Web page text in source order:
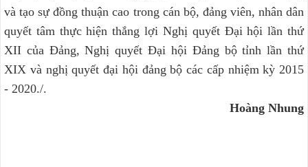
và tạo sự đồng thuận cao trong cán bộ, đảng viên, nhân dân
quyết tâm thực hiện thắng lợi Nghị quyết Đại hội lần thứ
XII của Đảng, Nghị quyết Đại hội Đảng bộ tỉnh lần thứ
XIX và nghị quyết đại hội đảng bộ các cấp nhiệm kỳ 2015
- 2020./.
Hoàng Nhung